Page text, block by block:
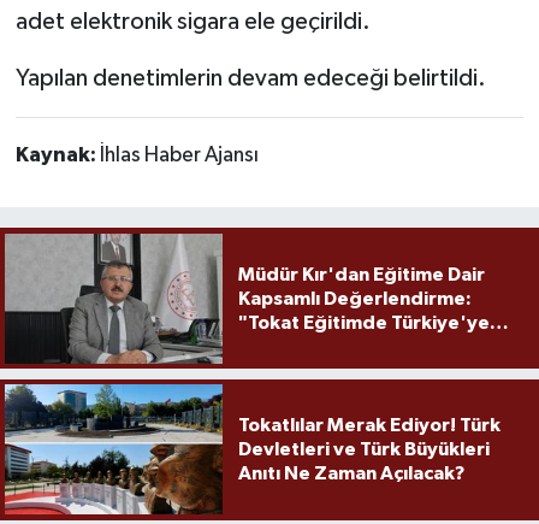
adet elektronik sigara ele geçirildi.
Yapılan denetimlerin devam edeceği belirtildi.
Kaynak: İhlas Haber Ajansı
Müdür Kır'dan Eğitime Dair
Kapsamlı Değerlendirme:
"Tokat Eğitimde Türkiye'ye
Tokatlılar Merak Ediyor! Türk
Devletleri ve Türk Büyükleri
Anıtı Ne Zaman Açılacak?